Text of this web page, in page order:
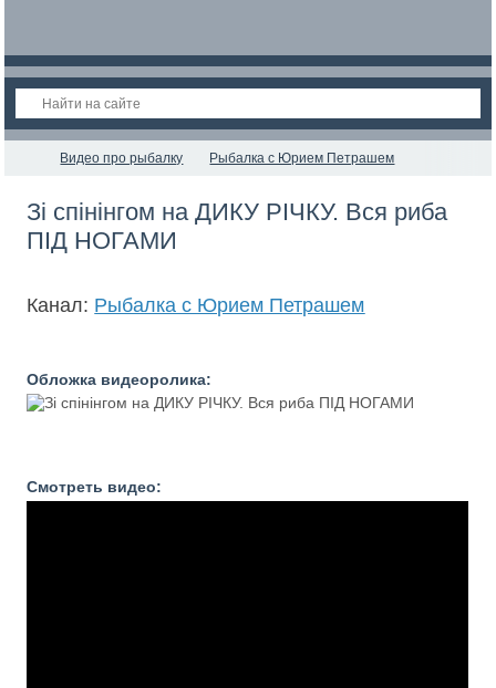
Видео про рыбалку Рыбалка с Юрием Петрашем
Зі спінінгом на ДИКУ РІЧКУ. Вся риба
ПІД НОГАМИ
Канал: Рыбалка с Юрием Петрашем
Обложка видеоролика:
Смотреть видео: